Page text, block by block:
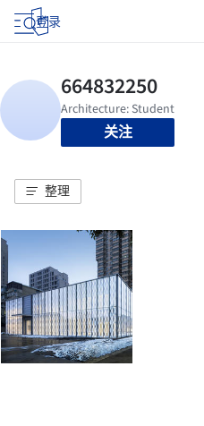
登录
关注
整理